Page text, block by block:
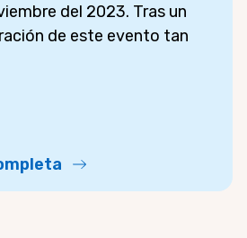
del 2023. Tras un
de este evento tan